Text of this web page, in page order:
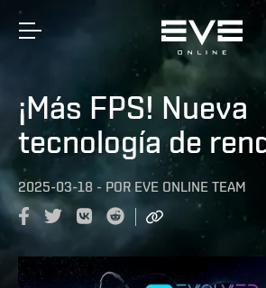
¡Más FPS! Nueva
tecnología de
2025-03-18 - POR EVE ONLINE TEAM